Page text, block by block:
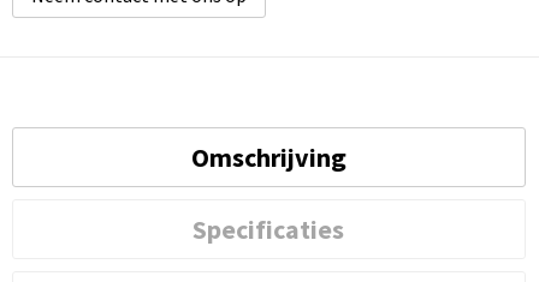
Omschrijving
Specificaties